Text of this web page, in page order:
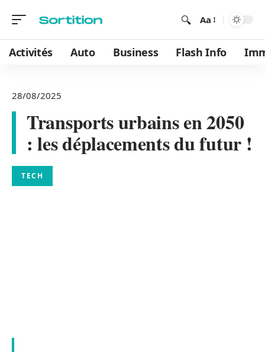
Aa
Activités Auto Business Flash Info
28/08/2025
Transports urbains en 2050
: les déplacements du futur !
TECH